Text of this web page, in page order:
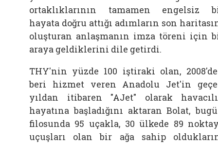
ortaklıklarının tamamen engelsiz
hayata doğru attığı adımların son
oluşturan anlaşmanın imza töreni için
araya geldiklerini dile getirdi.
THY'nin yüzde 100 iştiraki olan,
beri hizmet veren Anadolu Jet'in
yıldan itibaren "AJet" olarak
hayatına başladığını aktaran Bolat,
filosunda 95 uçakla, 30 ülkede 89
uçuşları olan bir ağa sahip